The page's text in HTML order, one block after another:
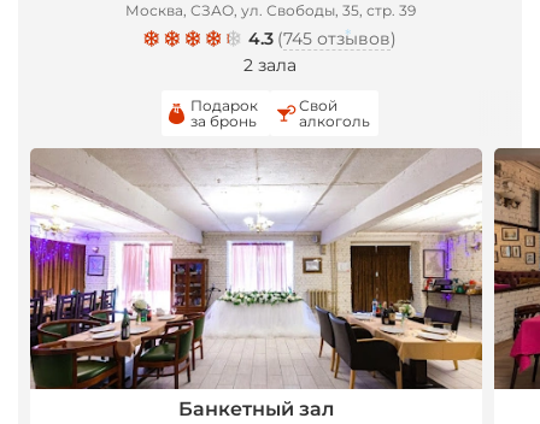
Москва, СЗАО, ул. Свободы, 35, стр. 39
4.3 (745 отзывов)
2 зала
Подарок
за бронь
Свой
алкоголь
Банкетный зал
*